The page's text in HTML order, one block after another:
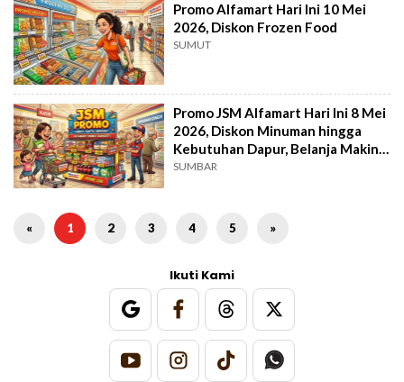
Promo Alfamart Hari Ini 10 Mei
2026, Diskon Frozen Food
SUMUT
Promo JSM Alfamart Hari Ini 8 Mei
2026, Diskon Minuman hingga
Kebutuhan Dapur, Belanja Makin
Hemat!
SUMBAR
« 1 2 3 4 5 »
Ikuti Kami